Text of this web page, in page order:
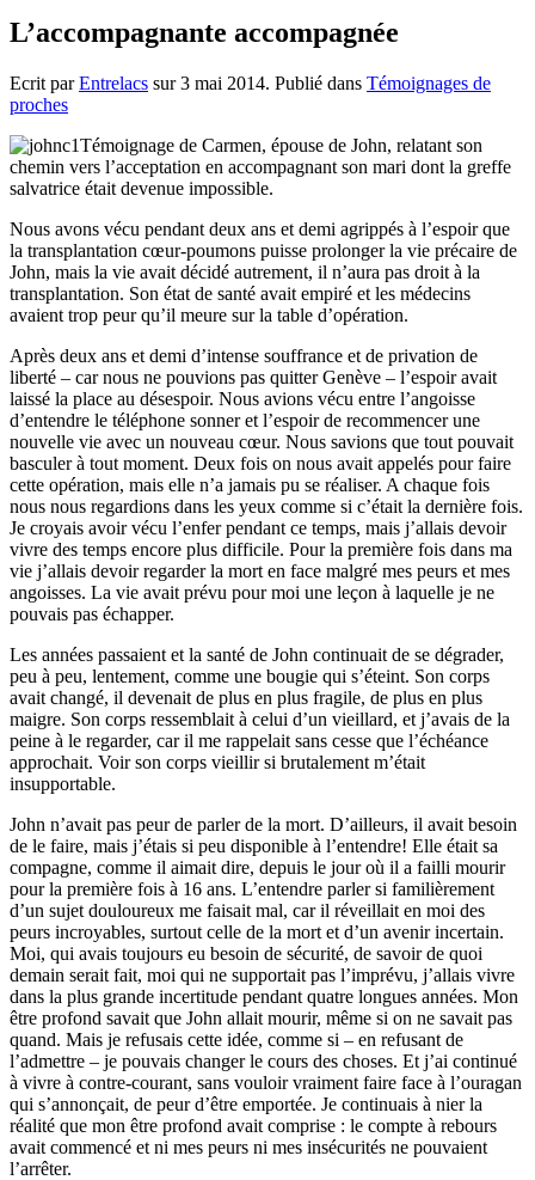
L’accompagnante accompagnée
Ecrit parEntrelacs sur3 mai 2014. Publié dans Témoignages de
proches
Témoignage de Carmen, épouse de John, relatant son
chemin vers l’acceptation en accompagnant son mari dont la greffe
salvatrice était devenue impossible.
Nous avons vécu pendant deux ans et demi agrippés à l’espoir que
la transplantation cœur-poumons puisse prolonger la vie précaire de
John, mais la vie avait décidé autrement, il n’aura pas droit à la
transplantation. Son état de santé avait empiré et les médecins
avaient trop peur qu’il meure sur la table d’opération.
Après deux ans et demi d’intense souffrance et de privation de
liberté – car nous ne pouvions pas quitter Genève – l’espoir avait
laissé la place au désespoir. Nous avions vécu entre l’angoisse
d’entendre le téléphone sonner et l’espoir de recommencer une
nouvelle vie avec un nouveau cœur. Nous savions que tout pouvait
basculer à tout moment. Deux fois on nous avait appelés pour faire
cette opération, mais elle n’a jamais pu se réaliser. A chaque fois
nous nous regardions dans les yeux comme si c’était la dernière fois.
Je croyais avoir vécu l’enfer pendant ce temps, mais j’allais devoir
vivre des temps encore plus difficile. Pour la première fois dans ma
vie j’allais devoir regarder la mort en face malgré mes peurs et mes
angoisses. La vie avait prévu pour moi une leçon à laquelle je ne
pouvais pas échapper.
Les années passaient et la santé de John continuait de se dégrader,
peu à peu, lentement, comme une bougie qui s’éteint. Son corps
avait changé, il devenait de plus en plus fragile, de plus en plus
maigre. Son corps ressemblait à celui d’un vieillard, et j’avais de la
peine à le regarder, car il me rappelait sans cesse que l’échéance
approchait. Voir son corps vieillir si brutalement m’était
insupportable.
John n’avait pas peur de parler de la mort. D’ailleurs, il avait besoin
de le faire, mais j’étais si peu disponible à l’entendre! Elle était sa
compagne, comme il aimait dire, depuis le jour où il a failli mourir
pour la première fois à 16 ans. L’entendre parler si familièrement
d’un sujet douloureux me faisait mal, car il réveillait en moi des
peurs incroyables, surtout celle de la mort et d’un avenir incertain.
Moi, qui avais toujours eu besoin de sécurité, de savoir de quoi
demain serait fait, moi qui ne supportait pas l’imprévu, j’allais vivre
dans la plus grande incertitude pendant quatre longues années. Mon
être profond savait que John allait mourir, même si on ne savait pas
quand. Mais je refusais cette idée, comme si – en refusant de
l’admettre – je pouvais changer le cours des choses. Et j’ai continué
à vivre à contre-courant, sans vouloir vraiment faire face à l’ouragan
qui s’annonçait, de peur d’être emportée. Je continuais à nier la
réalité que mon être profond avait comprise : le compte à rebours
avait commencé et ni mes peurs ni mes insécurités ne pouvaient
l’arrêter.